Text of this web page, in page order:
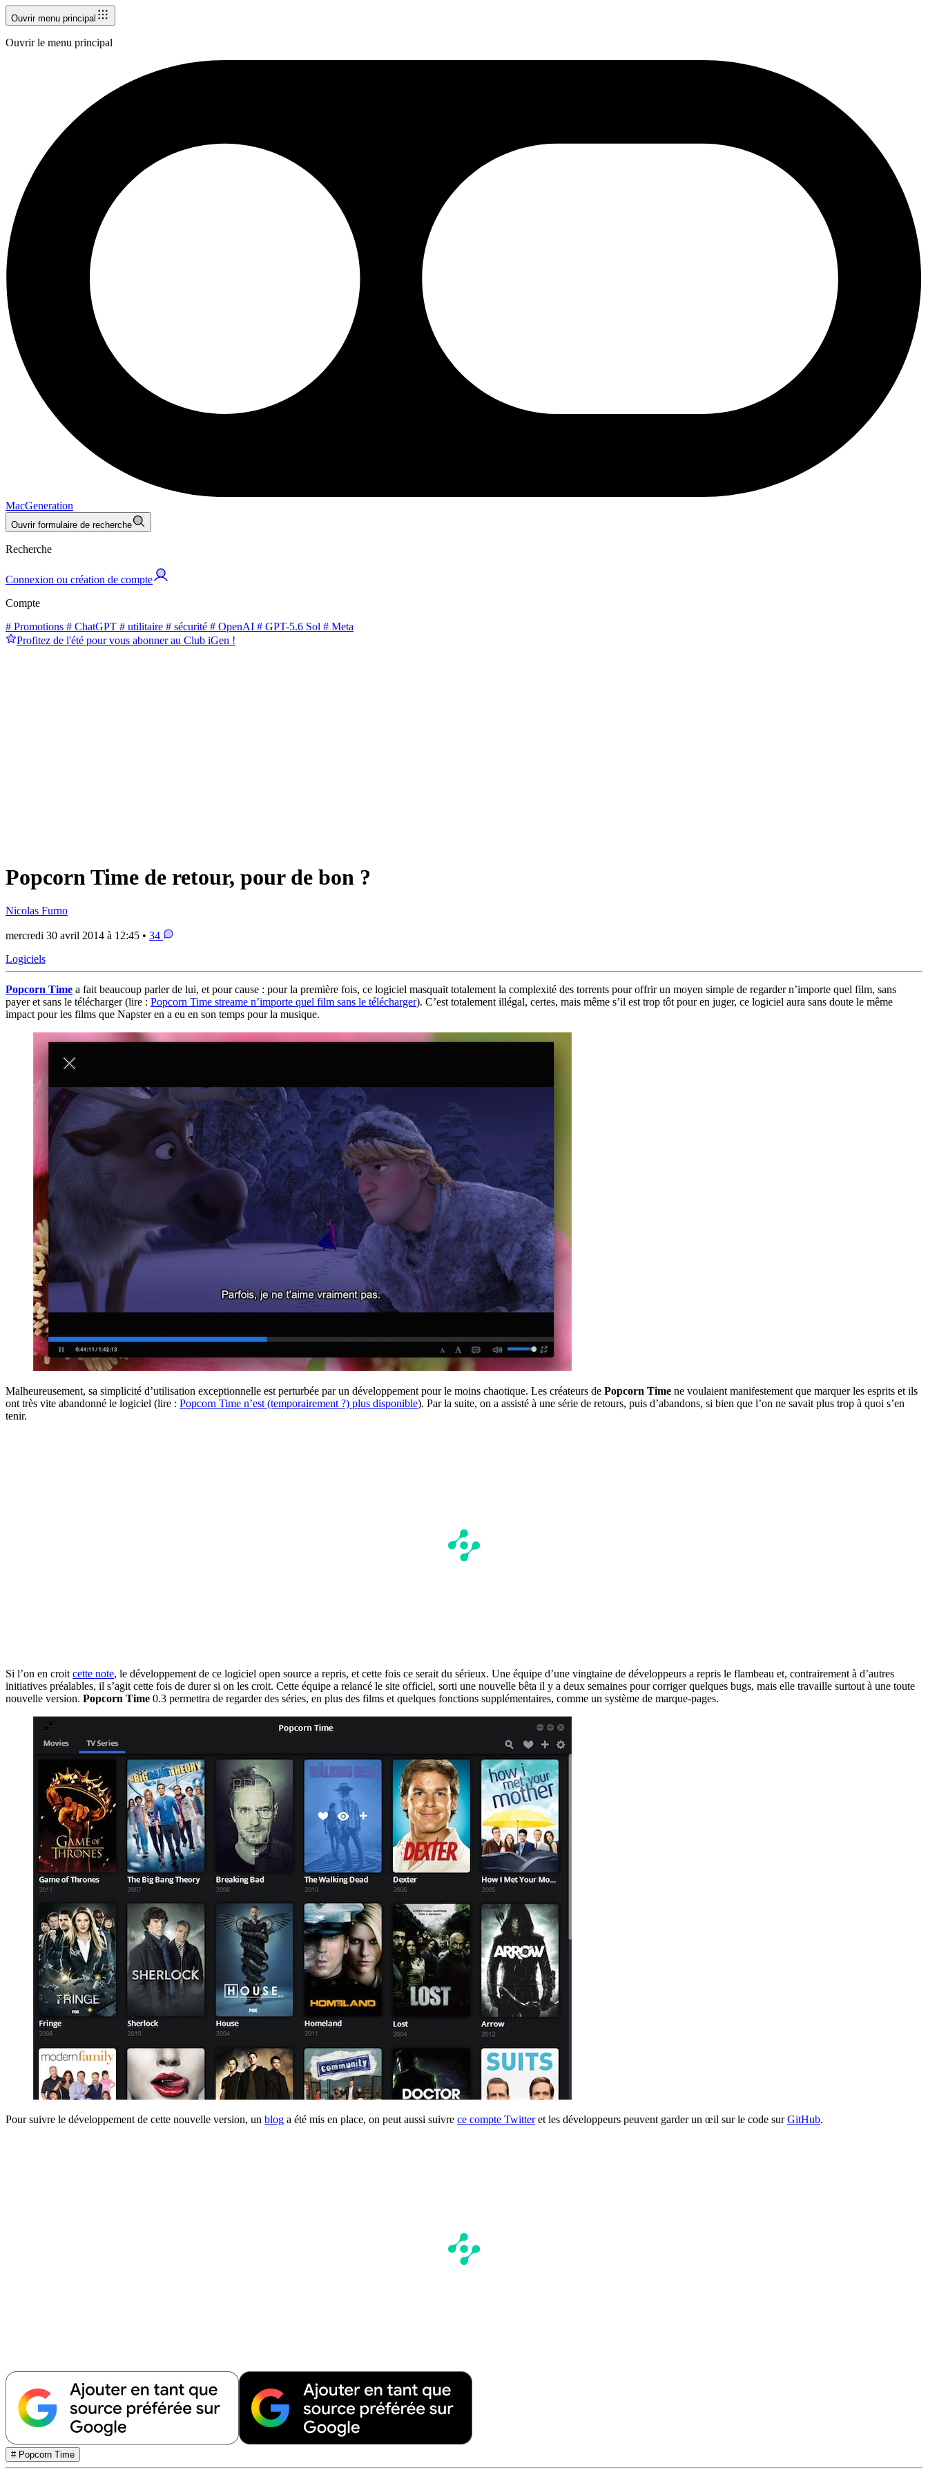
Ouvrir menu principal
Ouvrir le menu principal
MacGeneration
Ouvrir formulaire de recherche
Recherche
Connexion ou création de compte
Compte
# Promotions # ChatGPT # utilitaire # sécurité # OpenAI # GPT-5.6 Sol # Meta
Profitez de l'été pour vous abonner au Club iGen !
Popcorn Time de retour, pour de bon ?
Nicolas Furno
mercredi 30 avril 2014 à 12:45 • 34
Logiciels
Popcorn Time a fait beaucoup parler de lui, et pour cause : pour la première fois, ce logiciel masquait totalement la complexité des torrents pour offrir un moyen simple de regarder n’importe quel film, sans
payer et sans le télécharger (lire : Popcorn Time streame n’importe quel film sans le télécharger). C’est totalement illégal, certes, mais même s’il est trop tôt pour en juger, ce logiciel aura sans doute le même
impact pour les films que Napster en a eu en son temps pour la musique.
Malheureusement, sa simplicité d’utilisation exceptionnelle est perturbée par un développement pour le moins chaotique. Les créateurs de Popcorn Time ne voulaient manifestement que marquer les esprits et ils
ont très vite abandonné le logiciel (lire : Popcorn Time n’est (temporairement ?) plus disponible). Par la suite, on a assisté à une série de retours, puis d’abandons, si bien que l’on ne savait plus trop à quoi s’en
tenir.
Si l’on en croit cette note, le développement de ce logiciel open source a repris, et cette fois ce serait du sérieux. Une équipe d’une vingtaine de développeurs a repris le flambeau et, contrairement à d’autres
initiatives préalables, il s’agit cette fois de durer si on les croit. Cette équipe a relancé le site officiel, sorti une nouvelle bêta il y a deux semaines pour corriger quelques bugs, mais elle travaille surtout à une toute
nouvelle version. Popcorn Time 0.3 permettra de regarder des séries, en plus des films et quelques fonctions supplémentaires, comme un système de marque-pages.
Pour suivre le développement de cette nouvelle version, un blog a été mis en place, on peut aussi suivre ce compte Twitteret les développeurs peuvent garder un œil sur le code surGitHub.
# Popcorn Time